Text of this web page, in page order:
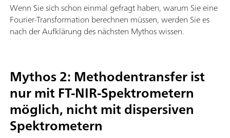
Wenn Sie sich schon einmal gefragt haben, warum Sie eine
Fourier-Transformation berechnen müssen, werden Sie es
nach der Aufklärung des nächsten Mythos wissen.
Mythos 2: Methodentransfer ist
nur mit FT-NIR-Spektrometern
möglich, nicht mit dispersiven
Spektrometern